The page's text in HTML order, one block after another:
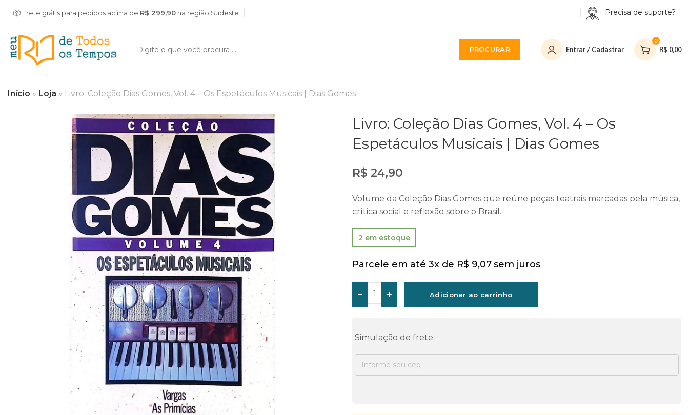
📦 Frete grátis para pedidos acima de R$ 299,90 na região Sudeste Precisa de suporte?
PROCURAR Entrar / Cadastrar
0
R$ 0,00
Início » Loja » Livro: Coleção Dias Gomes, Vol. 4 – Os Espetáculos Musicais | Dias Gomes
Livro: Coleção Dias Gomes, Vol. 4 – Os
Espetáculos Musicais | Dias Gomes
R$ 24,90
Volume da Coleção Dias Gomes que reúne peças teatrais marcadas pela música,
crítica social e reflexão sobre o Brasil.
2 em estoque
Parcele em até 3x de R$ 9,07sem juros
Adicionar ao carrinho
Simulação de frete